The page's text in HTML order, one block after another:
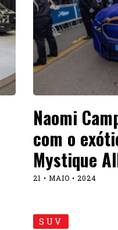
Naomi
com o
Mystique
21 • MAIO • 2024
SUV